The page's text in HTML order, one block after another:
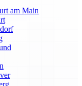
am Main